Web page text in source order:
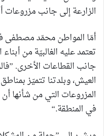
الزارعة إلى جانب مزروعات
أمّا المواطن محمّد مصطفى
تعتمد عليه الغالبيّة من
جانب القطاعات الأخرى.
العيش، وبلدتنا تتميّز
المزروعات التي من شأنها
في المنطقة.“